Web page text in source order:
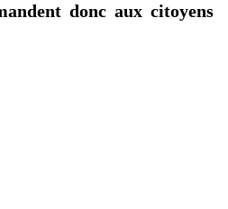
donc aux citoyens